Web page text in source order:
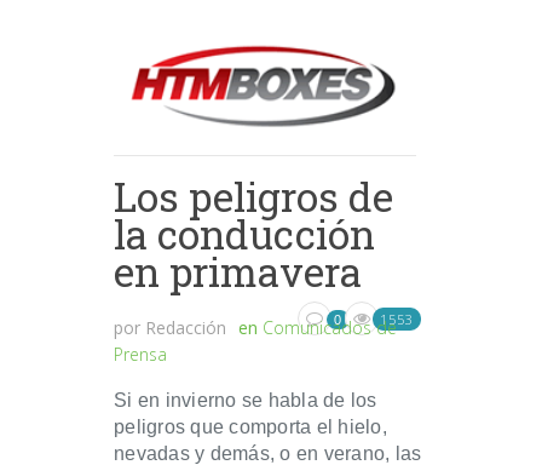
Los peligros de
la conducción
en primavera
por Redacción en Comunicados de
Prensa
0 1553
Si en invierno se habla de los
peligros que comporta el hielo,
nevadas y demás, o en verano, las